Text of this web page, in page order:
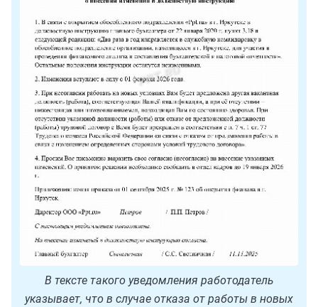
В тексте такого уведомления работодатель
указывает, что в случае отказа от работы в новых